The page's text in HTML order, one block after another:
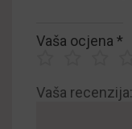
Vaša ocjena *
Vaša recenzija: